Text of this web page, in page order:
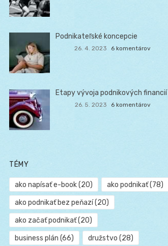
Podnikateľské koncepcie
26. 4. 2023 6 komentárov
Etapy vývoja podnikových financií
26. 5. 2023 6 komentárov
TÉMY
ako napísať e-book(20) ako podnikať(78)
ako podnikať bez peňazí(20)
ako začať podnikať(20)
business plán (66) družstvo (28)